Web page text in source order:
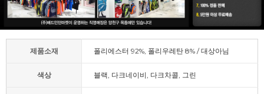
제품소재 폴리에스터 92%, 폴리우레탄 8% / 대상아님
색상 블랙, 다크네이비, 다크차콜, 그린